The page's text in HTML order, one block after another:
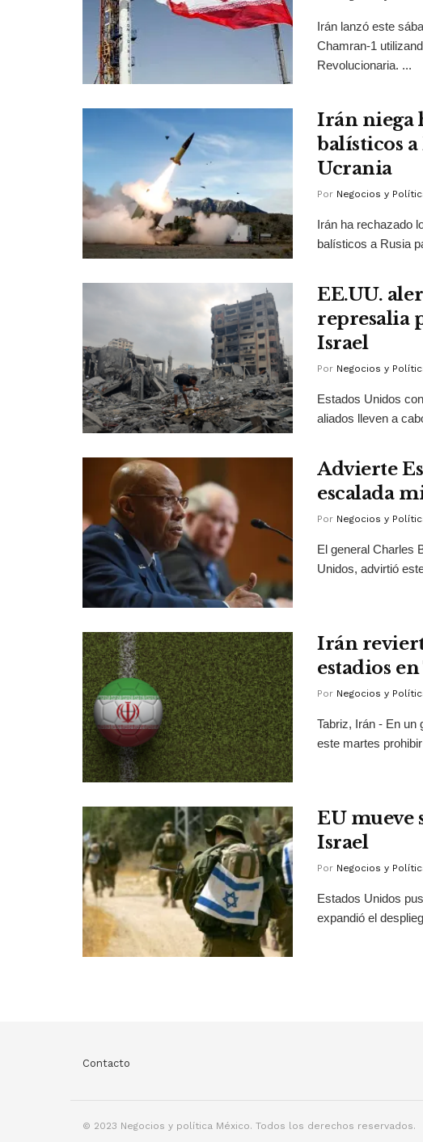
Irán lanzó este
Chamran-1
Revolucionaria. ...
Irán niega
balísticos
Ucrania
Por Negocios y
Irán ha rechazado
balísticos a Rusia
EE.UU.
represalia
Israel
Por Negocios y
Estados Unidos
aliados lleven a
Advierte
escalada
Por Negocios y
El general Charles
Unidos, advirtió
Irán
estadios
Por Negocios y
Tabriz, Irán - En un
este martes
EU mueve
Israel
Por Negocios y
Estados Unidos
expandió el
Contacto
© 2023 Negocios y política México. Todos los derechos reservados.